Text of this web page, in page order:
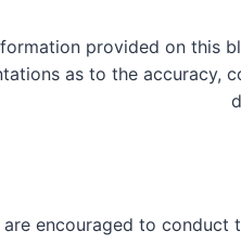
provided on this
as to the accuracy,
are encouraged to